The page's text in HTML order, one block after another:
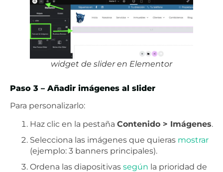
widget de slider en Elementor
Paso 3 – Añadir imágenes al slider
Para personalizarlo:
Haz clic en la pestaña Contenido > Imágenes.
Selecciona las imágenes que quieras mostrar
(ejemplo: 3 banners principales).
Ordena las diapositivas según la prioridad de